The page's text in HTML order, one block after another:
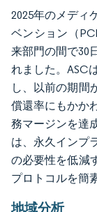
2025年のメディ
ベンション（
来部門の間で30
れました。ASC
し、以前の期間
償還率にもかか
務マージンを達
は、永久インプ
の必要性を低減
プロトコルを簡
地域分析